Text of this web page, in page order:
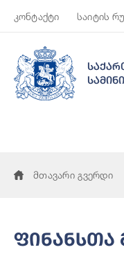
კონტაქტი საიტის
მთავარი გვერდი
ფინანსთა